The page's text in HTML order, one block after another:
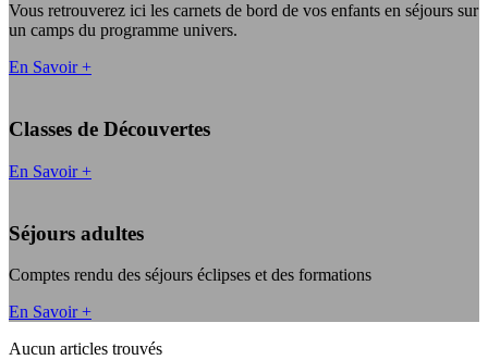
Vous retrouverez ici les carnets de bord de vos enfants en séjours sur
un camps du programme univers.
En Savoir +
Classes de Découvertes
En Savoir +
Séjours adultes
Comptes rendu des séjours éclipses et des formations
En Savoir +
Aucun articles trouvés